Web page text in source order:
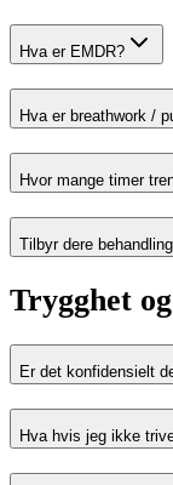
Hva er EMDR?
Hva er breathwork /
Hvor mange timer
Tilbyr dere
Trygghet
Er det konfidensielt
Hva hvis jeg ikke